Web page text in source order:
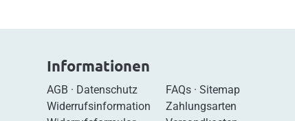
Informationen
AGB · Datenschutz
Widerrufsinformation
FAQs· Sitemap
Zahlungsarten